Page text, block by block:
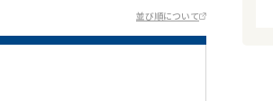
並び順について